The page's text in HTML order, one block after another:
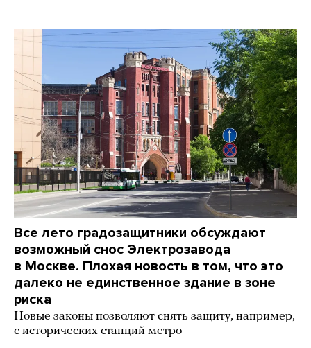
Все лето градозащитники обсуждают
возможный снос Электрозавода
в Москве. Плохая новость в том, что это
далеко не единственное здание в зоне
риска
Новые законы позволяют снять защиту, например,
с исторических станций метро